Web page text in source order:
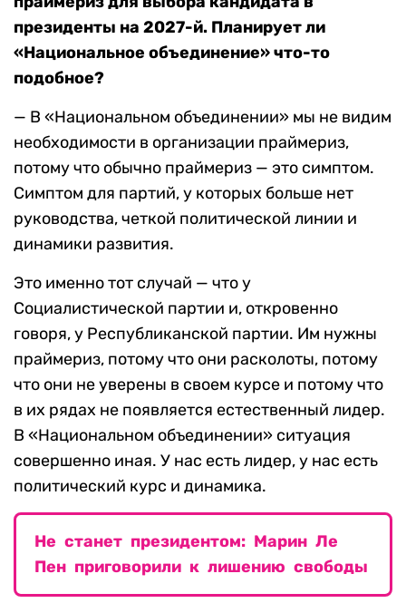
президенты на 2027-й. Планирует ли
«Национальное объединение» что-то
подобное?
— В «Национальном объединении» мы не видим
необходимости в организации праймериз,
потому что обычно праймериз — это симптом.
Симптом для партий, у которых больше нет
руководства, четкой политической линии и
динамики развития.
Это именно тот случай — что у
Социалистической партии и, откровенно
говоря, у Республиканской партии. Им нужны
праймериз, потому что они расколоты, потому
что они не уверены в своем курсе и потому что
в их рядах не появляется естественный лидер.
В «Национальном объединении» ситуация
совершенно иная. У нас есть лидер, у нас есть
политический курс и динамика.
Не станет президентом: Марин Ле
Пен приговорили к лишению свободы